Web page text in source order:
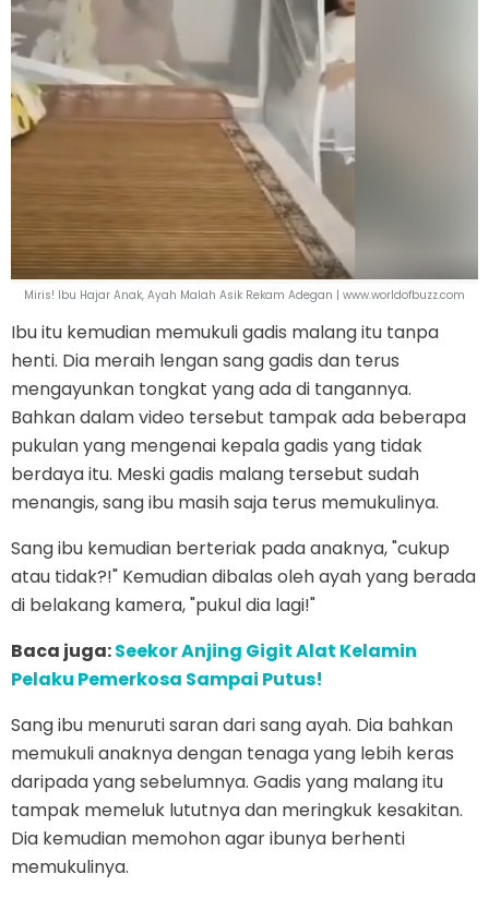
Miris! Ibu Hajar Anak, Ayah Malah Asik Rekam Adegan | www.worldofbuzz.com
Ibu itu kemudian memukuli gadis malang itu tanpa
henti. Dia meraih lengan sang gadis dan terus
mengayunkan tongkat yang ada di tangannya.
Bahkan dalam video tersebut tampak ada beberapa
pukulan yang mengenai kepala gadis yang tidak
berdaya itu. Meski gadis malang tersebut sudah
menangis, sang ibu masih saja terus memukulinya.
Sang ibu kemudian berteriak pada anaknya, "cukup
atau tidak?!" Kemudian dibalas oleh ayah yang berada
di belakang kamera, "pukul dia lagi!"
Baca juga:Seekor Anjing Gigit Alat Kelamin
Pelaku Pemerkosa Sampai Putus!
Sang ibu menuruti saran dari sang ayah. Dia bahkan
memukuli anaknya dengan tenaga yang lebih keras
daripada yang sebelumnya. Gadis yang malang itu
tampak memeluk lututnya dan meringkuk kesakitan.
Dia kemudian memohon agar ibunya berhenti
memukulinya.